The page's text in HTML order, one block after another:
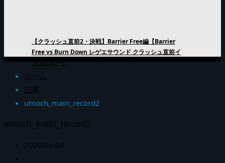
【クラッシュ直前2・決戦】Barrier Free編【Barrier
Free vs Burn Down レゲエサウンド クラッシュ直前イ
ンタビュー】
ホーム
記事
umoch_main_record2
umoch_main_record2
2020.06.04